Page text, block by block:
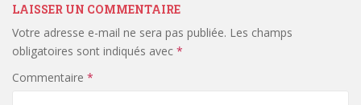
LAISSER UN COMMENTAIRE
Votre adresse e-mail ne sera pas publiée. Les champs
obligatoires sont indiqués avec *
Commentaire *